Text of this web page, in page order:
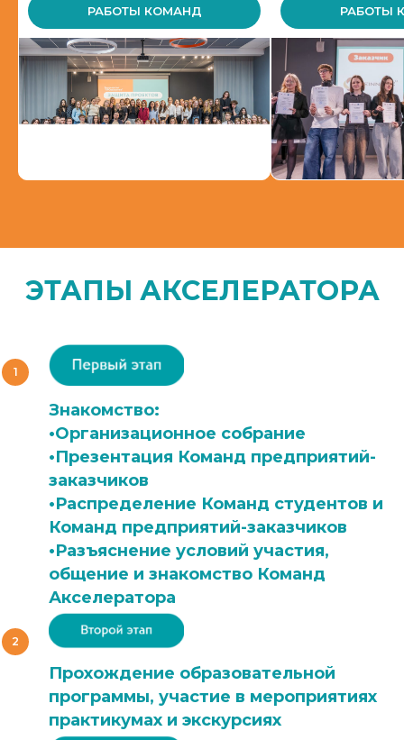
РАБОТЫ КОМАНД РАБОТЫ
ЭТАПЫ АКСЕЛЕРАТОРА
Знакомство:
•Организационное собрание
•Презентация Команд предприятий-
заказчиков
•Распределение Команд студентов и
Команд предприятий-заказчиков
•Разъяснение условий участия,
общение и знакомство Команд
Акселератора
Прохождение образовательной
программы, участие в мероприятиях
практикумах и экскурсиях